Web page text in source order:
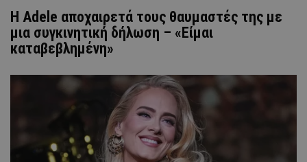
Η Adele αποχαιρετά τους θαυμαστές της με
μια συγκινητική δήλωση – «Είμαι
καταβεβλημένη»